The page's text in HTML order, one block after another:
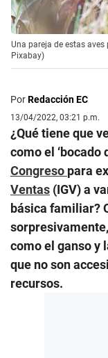
Una pareja de estas aves
Pixabay)
PorRedacción EC
13/04/2022, 03:21 p.m.
¿Qué tiene que
como el ‘bocado
Congreso para
Ventas (IGV) a
básica familiar?
como el ganso y
que no son
recursos.